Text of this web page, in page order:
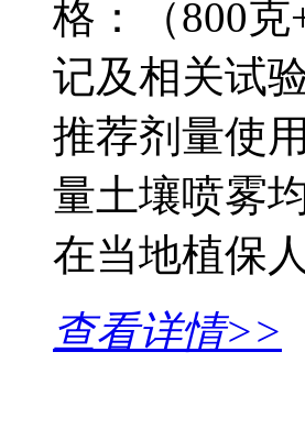
格：（800
记及相关试
推荐剂量使
量土壤喷雾
在当地植保
查看详情>>